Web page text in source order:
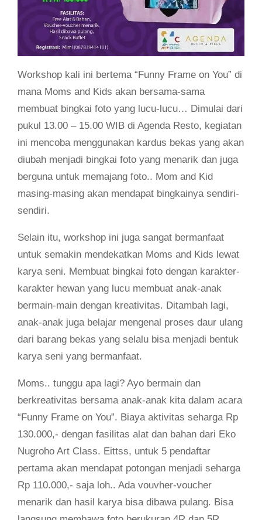
Workshop kali ini bertema “Funny Frame on You” di
mana Moms and Kids akan bersama-sama
membuat bingkai foto yang lucu-lucu… Dimulai dari
pukul 13.00 – 15.00 WIB di Agenda Resto, kegiatan
ini mencoba menggunakan kardus bekas yang akan
diubah menjadi bingkai foto yang menarik dan juga
berguna untuk memajang foto.. Mom and Kid
masing-masing akan mendapat bingkainya sendiri-
sendiri.
Selain itu, workshop ini juga sangat bermanfaat
untuk semakin mendekatkan Moms and Kids lewat
karya seni. Membuat bingkai foto dengan karakter-
karakter hewan yang lucu membuat anak-anak
bermain-main dengan kreativitas. Ditambah lagi,
anak-anak juga belajar mengenal proses daur ulang
dari barang bekas yang selalu bisa menjadi bentuk
karya seni yang bermanfaat.
Moms.. tunggu apa lagi? Ayo bermain dan
berkreativitas bersama anak-anak kita dalam acara
“Funny Frame on You”. Biaya aktivitas seharga Rp
130.000,- dengan fasilitas alat dan bahan dari Eko
Nugroho Art Class. Eittss, untuk 5 pendaftar
pertama akan mendapat potongan menjadi seharga
Rp 110.000,- saja loh.. Ada vouvher-voucher
menarik dan hasil karya bisa dibawa pulang. Bisa